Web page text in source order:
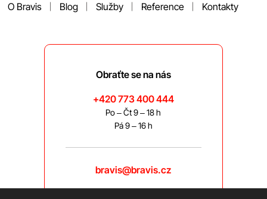
O Bravis
Blog Služby Reference Kontakty
Obraťte se na nás
+420 773 400 444
Po – Čt 9 – 18 h
Pá 9 – 16 h
bravis@bravis.cz